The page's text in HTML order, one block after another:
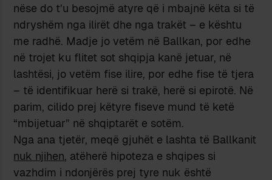
nëse do t’u besojmë atyre që i mbajnë këta si të
ndryshëm nga ilirët dhe nga trakët – e kështu
me radhë. Madje jo vetëm në Ballkan, por edhe
në trojet ku flitet sot shqipja kanë jetuar, në
lashtësi, jo vetëm fise ilire, por edhe fise të tjera
– të identifikuar herë si trakë, herë si epirotë. Në
parim, cilido prej këtyre fiseve mund të ketë
“mbijetuar” në shqiptarët e sotëm.
Nga ana tjetër, meqë gjuhët e lashta të Ballkanit
nuk njihen, atëherë hipoteza e shqipes si
vazhdim i ndonjërës prej tyre nuk është